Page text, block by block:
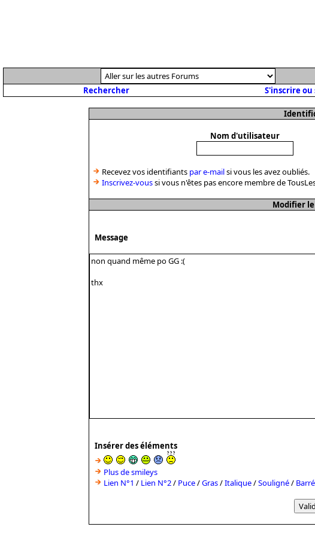
Rechercher
S'inscrire
Nom d'utilisateur
Recevez vos identifiants par e-mailsi vous les avez oubliés.
Inscrivez-voussi vous n'êtes pas encore membre de
Modifier
Message
Insérer des éléments
Plus de smileys
Lien N°1 / Lien N°2/ Puce/Gras/Italique/Souligné/ Barré